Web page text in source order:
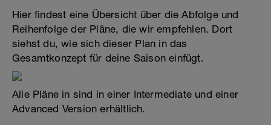
Hier findest eine Übersicht über die Abfolge und
Reihenfolge der Pläne, die wir empfehlen. Dort
siehst du, wie sich dieser Plan in das
Gesamtkonzept für deine Saison einfügt.
Alle Pläne in sind in einer Intermediate und einer
Advanced Version erhältlich.